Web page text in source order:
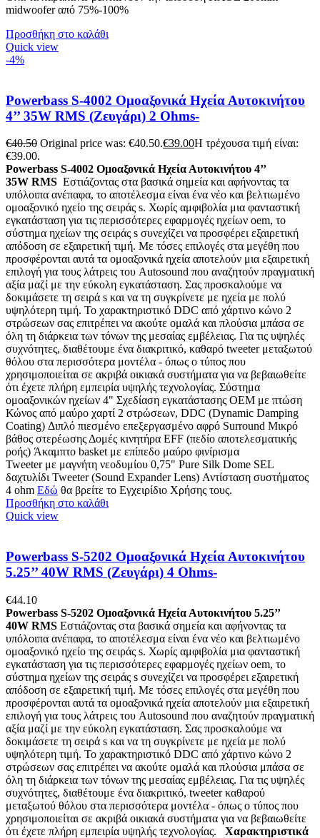
midwoofer από 75%-100%
Προσθήκη στο καλάθι
Quick view
-4%
Powerbass S-4002 Ομοαξονικά Ηχεία Αυτοκινήτου
4’’ 35W RMS (Ζευγάρι) 2 Ohms-
€40.50 Original price was: €40.50.€39.00Η τρέχουσα τιμή είναι:
€39.00.
Powerbass S-4002 Ομοαξονικά Ηχεία Αυτοκινήτου 4’’
35W RMS Εστιάζοντας στα βασικά σημεία και αφήνοντας τα
υπόλοιπα ανέπαφα, το αποτέλεσμα είναι ένα νέο και βελτιωμένο
ομοαξονικό ηχείο της σειράς s. Χωρίς αμφιβολία μια φανταστική
εγκατάσταση για τις περισσότερες εφαρμογές ηχείων oem, το
σύστημα ηχείων της σειράς s συνεχίζει να προσφέρει εξαιρετική
απόδοση σε εξαιρετική τιμή. Με τόσες επιλογές στα μεγέθη που
προσφέρονται αυτά τα ομοαξονικά ηχεία αποτελούν μια εξαιρετική
επιλογή για τους λάτρεις του Autosound που αναζητούν πραγματική
αξία μαζί με την εύκολη εγκατάσταση. Σας προσκαλούμε να
δοκιμάσετε τη σειρά s και να τη συγκρίνετε με ηχεία με πολύ
υψηλότερη τιμή. Το χαρακτηριστικό DDC από χάρτινο κώνο 2
στρώσεων σας επιτρέπει να ακούτε ομαλά και πλούσια μπάσα σε
όλη τη διάρκεια των τόνων της μεσαίας εμβέλειας. Για τις υψηλές
συχνότητες, διαθέτουμε ένα διακριτικό, καθαρό tweeter μεταξωτού
θόλου στα περισσότερα μοντέλα - όπως ο τύπος που
χρησιμοποιείται σε ακριβά οικιακά συστήματα για να βεβαιωθείτε
ότι έχετε πλήρη εμπειρία υψηλής τεχνολογίας. Σύστημα
ομοαξονικών ηχείων 4" Σχεδίαση εγκατάστασης OEM με πτώση
Κώνος από μαύρο χαρτί 2 στρώσεων, DDC (Dynamic Damping
Coating) Διπλό πιεσμένο επεξεργασμένο αφρό Surround Μικρό
βάθος στερέωσης Δομές κινητήρα EFF (πεδίο αποτελεσματικής
ροής) Άκαμπτο basket με επίπεδo μαύρo φινίρισμα
Tweeter με μαγνήτη νεοδυμίου 0,75" Pure Silk Dome SEL
δαχτυλίδι Tweeter (Sound Expander Lens) Αντίσταση συστήματος
4 ohm Εδώ θα βρείτε το Εγχειρίδιο Χρήσης τους.
Προσθήκη στο καλάθι
Quick view
Powerbass S-5202 Ομοαξονικά Ηχεία Αυτοκινήτου
5.25’’ 40W RMS (Ζευγάρι) 4 Ohms-
€44.10
Powerbass S-5202 Ομοαξονικά Ηχεία Αυτοκινήτου 5.25’’
40W RMS Εστιάζοντας στα βασικά σημεία και αφήνοντας τα
υπόλοιπα ανέπαφα, το αποτέλεσμα είναι ένα νέο και βελτιωμένο
ομοαξονικό ηχείο της σειράς s. Χωρίς αμφιβολία μια φανταστική
εγκατάσταση για τις περισσότερες εφαρμογές ηχείων oem, το
σύστημα ηχείων της σειράς s συνεχίζει να προσφέρει εξαιρετική
απόδοση σε εξαιρετική τιμή. Με τόσες επιλογές στα μεγέθη που
προσφέρονται αυτά τα ομοαξονικά ηχεία αποτελούν μια εξαιρετική
επιλογή για τους λάτρεις του Autosound που αναζητούν πραγματική
αξία μαζί με την εύκολη εγκατάσταση. Σας προσκαλούμε να
δοκιμάσετε τη σειρά s και να τη συγκρίνετε με ηχεία με πολύ
υψηλότερη τιμή. Το χαρακτηριστικό DDC από χάρτινο κώνο 2
στρώσεων σας επιτρέπει να ακούτε ομαλά και πλούσια μπάσα σε
όλη τη διάρκεια των τόνων της μεσαίας εμβέλειας. Για τις υψηλές
συχνότητες, διαθέτουμε ένα διακριτικό, tweeter καθαρού
μεταξωτού θόλου στα περισσότερα μοντέλα - όπως ο τύπος που
χρησιμοποιείται σε ακριβά οικιακά συστήματα για να βεβαιωθείτε
ότι έχετε πλήρη εμπειρία υψηλής τεχνολογίας. Χαρακτηριστικά